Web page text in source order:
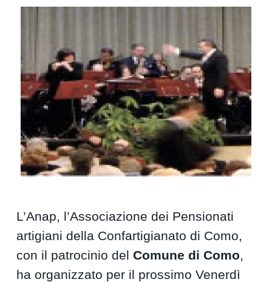
L’Anap, l’Associazione dei Pensionati
artigiani della Confartigianato di Como,
con il patrocinio delComune di Como,
ha organizzato per il prossimo Venerdì